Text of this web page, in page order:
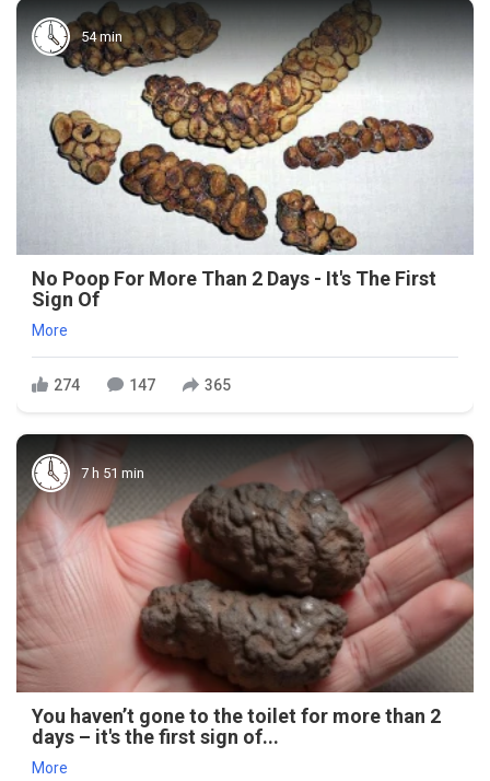
54 min
No Poop For More Than 2 Days - It's The First
Sign Of
More
274 147 365
7 h 51 min
You haven’t gone to the toilet for more than 2
days – it's the first sign of...
More